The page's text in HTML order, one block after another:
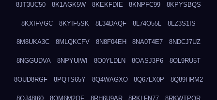
8JT3UC50 8K1AGK5W 8KEKFDIE 8KNPFC99 8KPYSBQS
8KXIFVGC 8KYIF5SK 8L34DAQF 8L74O55L 8LZ3S1IS
8M8UKA3C 8MLQKCFV 8N8F04EH 8NA0T4E7 8NDCJ7UZ
8NGGUDVA 8NPYUIWI 8O0YLDLN 8OASJ3P6 8OL9RU5T
8OUD8RGF 8PQTS65Y 8Q4WAGXO 8Q67LX0P 8Q89HRM2
8QJ48I60 8QM6M2QF 8RH6U9AR 8RKLFN77 8RKWTPQR